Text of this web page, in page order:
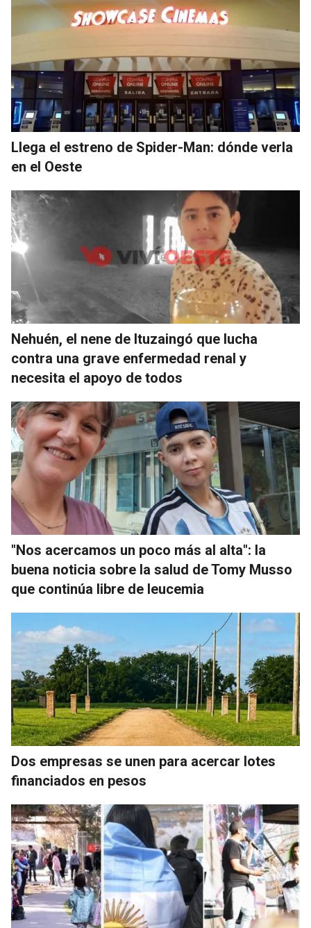
Llega el estreno de Spider-Man: dónde verla
en el Oeste
Nehuén, el nene de Ituzaingó que lucha
contra una grave enfermedad renal y
necesita el apoyo de todos
"Nos acercamos un poco más al alta": la
buena noticia sobre la salud de Tomy Musso
que continúa libre de leucemia
Dos empresas se unen para acercar lotes
financiados en pesos